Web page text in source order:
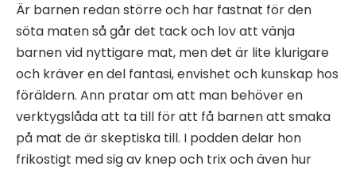
Är barnen redan större och har fastnat för den
söta maten så går det tack och lov att vänja
barnen vid nyttigare mat, men det är lite klurigare
och kräver en del fantasi, envishet och kunskap hos
föräldern. Ann pratar om att man behöver en
verktygslåda att ta till för att få barnen att smaka
på mat de är skeptiska till. I podden delar hon
frikostigt med sig av knep och trix och även hur